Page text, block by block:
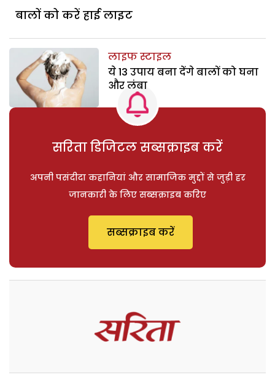
बालों को करें हाई लाइट
लाइफ स्टाइल
ये 13 उपाय बना देंगे बालों को घना
और लंबा
सरिता डिजिटल सब्सक्राइब करें
अपनी पसंदीदा कहानियां और सामाजिक मुद्दों से जुड़ी हर
जानकारी के लिए सब्सक्राइब करिए
सब्सक्राइब करें